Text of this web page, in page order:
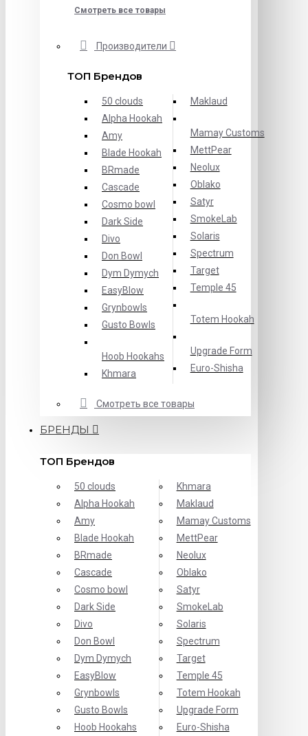
Смотреть все товары
Производители
ТОП Брендов
50 clouds
Alpha Hookah
Amy
Blade Hookah
BRmade
Cascade
Cosmo bowl
Dark Side
Divo
Don Bowl
Dym Dymych
EasyBlow
Grynbowls
Gusto Bowls
Hoob Hookahs
Khmara
Maklaud
Mamay Customs
MettPear
Neolux
Oblako
Satyr
SmokeLab
Solaris
Spectrum
Target
Temple 45
Totem Hookah
Upgrade Form
Еuro-Shisha
Смотреть все товары
БРЕНДЫ
ТОП Брендов
50 clouds
Alpha Hookah
Amy
Blade Hookah
BRmade
Cascade
Cosmo bowl
Dark Side
Divo
Don Bowl
Dym Dymych
EasyBlow
Grynbowls
Gusto Bowls
Hoob Hookahs
Khmara
Maklaud
Mamay Customs
MettPear
Neolux
Oblako
Satyr
SmokeLab
Solaris
Spectrum
Target
Temple 45
Totem Hookah
Upgrade Form
Еuro-Shisha